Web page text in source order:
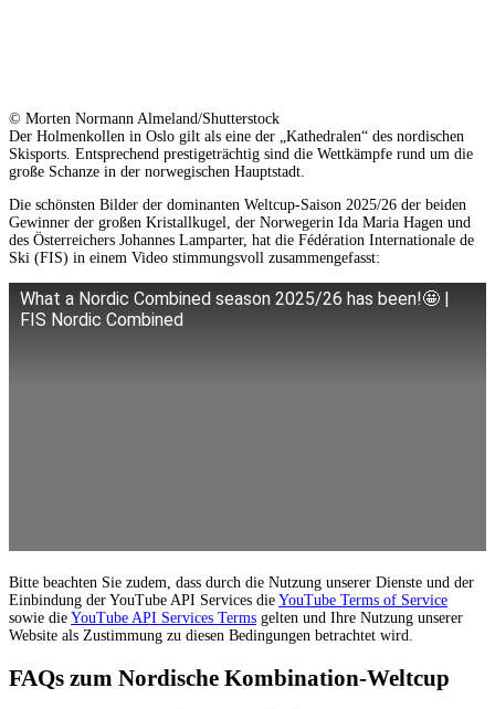
© Morten Normann Almeland/Shutterstock
Der Holmenkollen in Oslo gilt als eine der „Kathedralen“ des nordischen
Skisports. Entsprechend prestigeträchtig sind die Wettkämpfe rund um die
große Schanze in der norwegischen Hauptstadt.
Die schönsten Bilder der dominanten Weltcup-Saison 2025/26 der beiden
Gewinner der großen Kristallkugel, der Norwegerin Ida Maria Hagen und
des Österreichers Johannes Lamparter, hat die Fédération Internationale de
Ski (FIS) in einem Video stimmungsvoll zusammengefasst:
What a Nordic Combined season 2025/26 has been!🤩 |
FIS Nordic Combined
Bitte beachten Sie zudem, dass durch die Nutzung unserer Dienste und der
Einbindung der YouTube API Services die YouTube Terms of Service
sowie die YouTube API Services Terms gelten und Ihre Nutzung unserer
Website als Zustimmung zu diesen Bedingungen betrachtet wird.
FAQs zum Nordische Kombination-Weltcup